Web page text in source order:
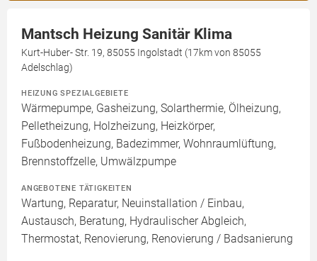
Mantsch Heizung Sanitär Klima
Kurt-Huber- Str. 19, 85055 Ingolstadt (17km von 85055
Adelschlag)
HEIZUNG SPEZIALGEBIETE
Wärmepumpe, Gasheizung, Solarthermie, Ölheizung,
Pelletheizung, Holzheizung, Heizkörper,
Fußbodenheizung, Badezimmer, Wohnraumlüftung,
Brennstoffzelle, Umwälzpumpe
ANGEBOTENE TÄTIGKEITEN
Wartung, Reparatur, Neuinstallation / Einbau,
Austausch, Beratung, Hydraulischer Abgleich,
Thermostat, Renovierung, Renovierung / Badsanierung